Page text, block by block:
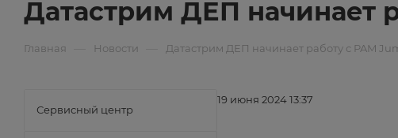
Датастрим ДЕП начинает
Главная Новости Датастрим ДЕП начинает работу с PAM
19 июня 2024 13:37
Сервисный центр